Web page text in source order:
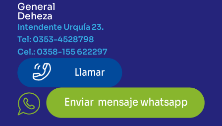
General
Deheza
Intendente Urquía 23.
Tel: 0353-4528798
Cel.: 0358-155 622297